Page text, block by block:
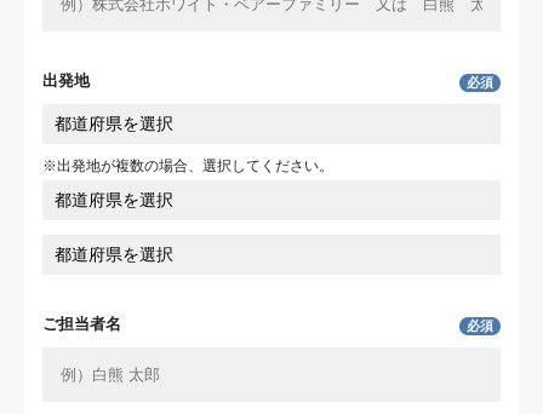
出発地 必須
※出発地が複数の場合、選択してください。
ご担当者名 必須